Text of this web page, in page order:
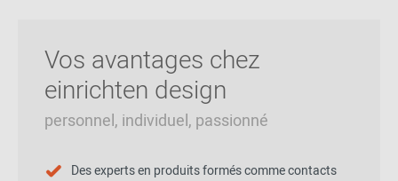
Vos avantages chez
einrichten design
personnel, individuel, passionné
Des experts en produits formés comme contacts